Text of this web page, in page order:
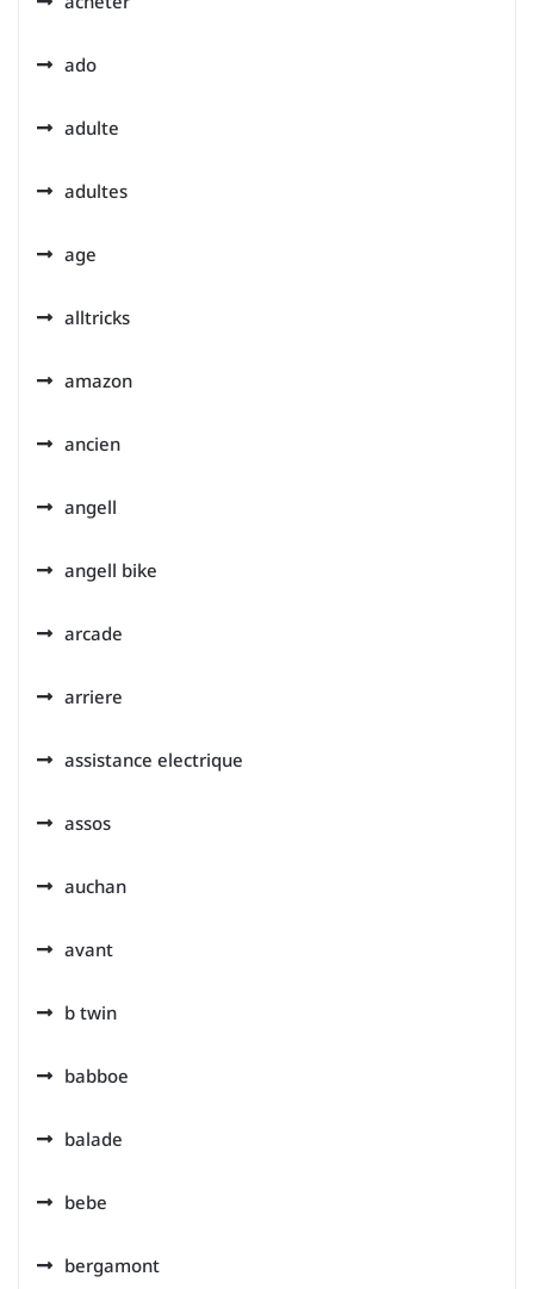
ado
adulte
adultes
age
alltricks
amazon
ancien
angell
angell bike
arcade
arriere
assistance electrique
assos
auchan
avant
b twin
babboe
balade
bebe
bergamont